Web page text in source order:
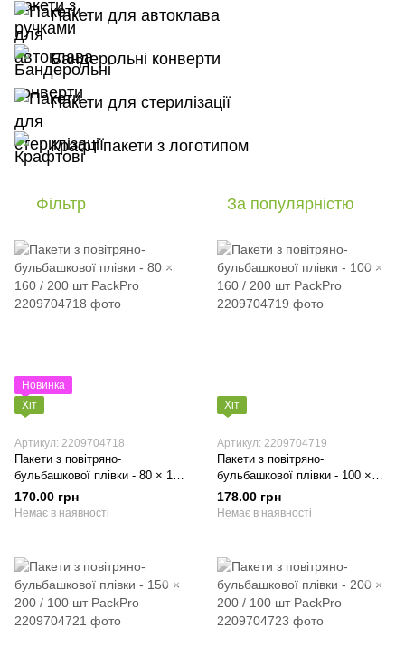
Пакети для автоклава
Бандерольні конверти
Пакети для стерилізації
Крафт пакети з логотипом
Фільтр За популярністю
Новинка
Хіт
Артикул: 2209704718
Пакети з повітряно-
бульбашкової плівки - 80 × 160
/ 200 шт PackPro
170.00 грн
Немає в наявності
Хіт
Артикул: 2209704719
Пакети з повітряно-
бульбашкової плівки - 100 ×
160 / 200 шт PackPro
178.00 грн
Немає в наявності